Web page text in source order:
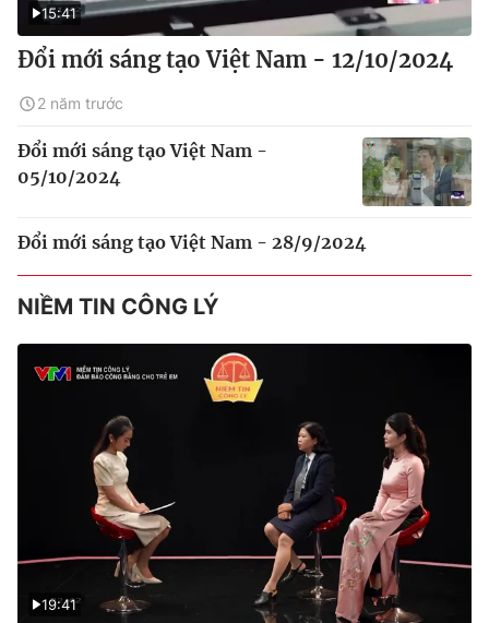
15:41
Đổi mới sáng tạo Việt Nam - 12/10/2024
2 năm trước
Đổi mới sáng tạo Việt Nam -
05/10/2024
Đổi mới sáng tạo Việt Nam - 28/9/2024
NIỀM TIN CÔNG LÝ
19:41